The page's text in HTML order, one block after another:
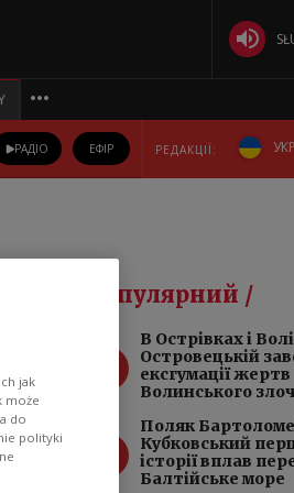
РАДІО ЕФІР РЕДАКЦІЇ:
Популярний /
️В Острівках і Волі
Островецькій
ексгумації жертв
Волинського
Поляк
Кубковський
історії вплав
Балтійське море
jak
może
do
polityki